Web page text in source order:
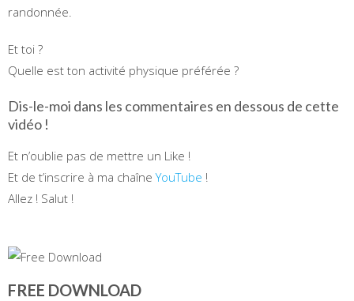
randonnée.
Et toi ?
Quelle est ton activité physique préférée ?
Dis-le-moi dans les commentaires en dessous de cette
vidéo !
Et n’oublie pas de mettre un Like !
Et de t’inscrire à ma chaîneYouTube !
Allez ! Salut !
FREE DOWNLOAD